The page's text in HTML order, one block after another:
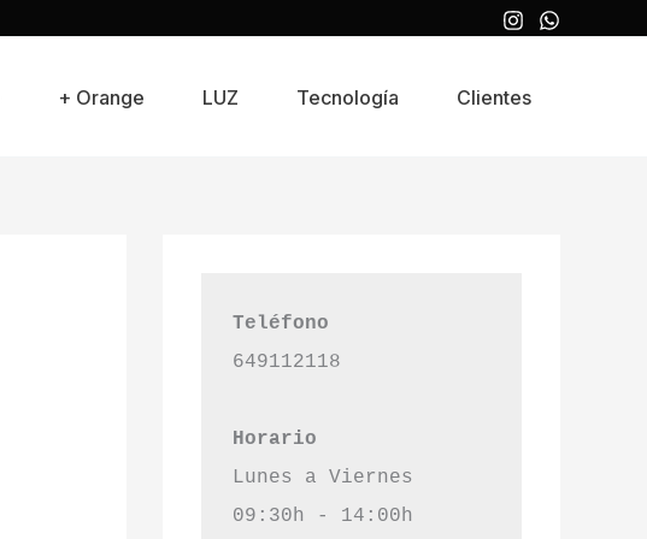
+ Orange LUZ Tecnología Clientes
Teléfono
649112118
Horario
Lunes a Viernes
09:30h - 14:00h